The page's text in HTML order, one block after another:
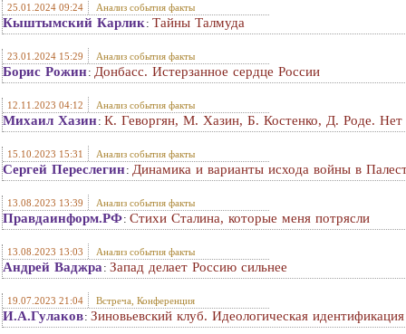
25.01.2024 09:24 Анализ события факты
Кыштымский Карлик : Тайны Талмуда
23.01.2024 15:29 Анализ события факты
Борис Рожин: Донбасс. Истерзанное сердце России
12.11.2023 04:12 Анализ события факты
Михаил Хазин: К. Геворгян, М. Хазин, Б. Костенко, Д. Роде. Нет
15.10.2023 15:31 Анализ события факты
Сергей Переслегин: Динамика и варианты исхода войны в
13.08.2023 13:39 Анализ события факты
Правдаинформ.РФ: Стихи Сталина, которые меня потрясли
13.08.2023 13:03 Анализ события факты
Андрей Ваджра : Запад делает Россию сильнее
19.07.2023 21:04 Встреча, Конференция
И.А.Гулаков: Зиновьевский клуб. Идеологическая